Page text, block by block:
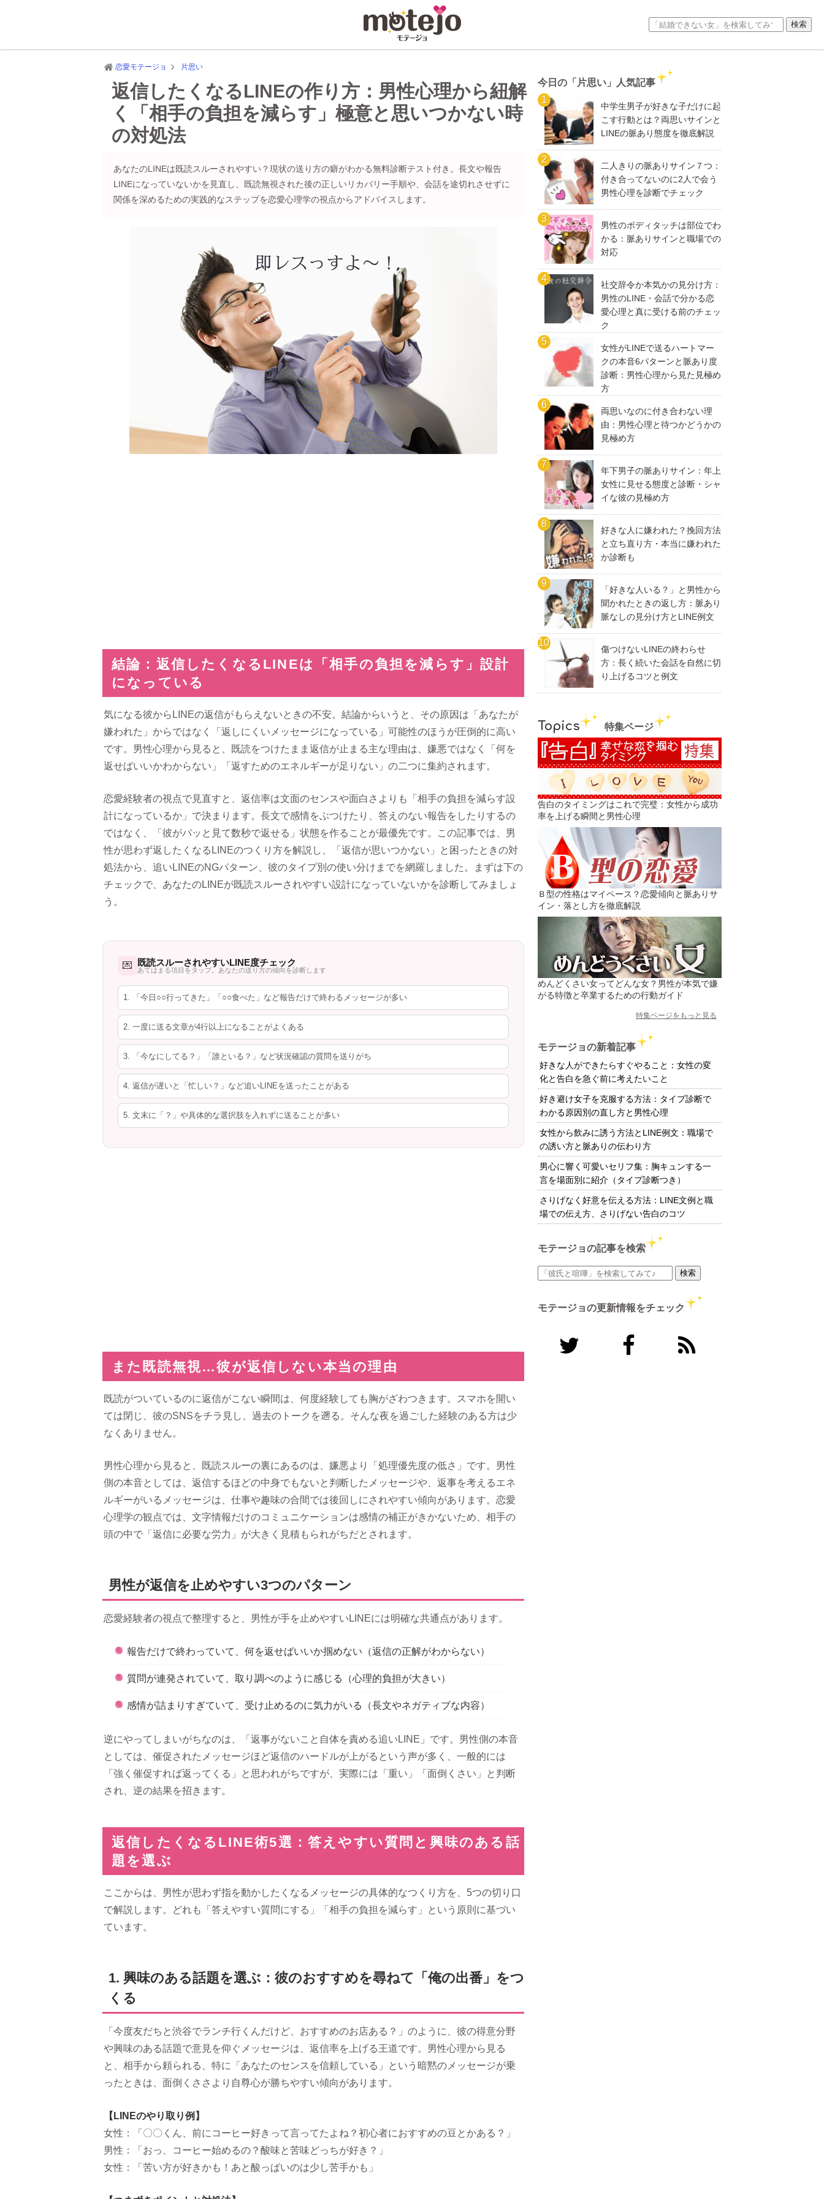
恋愛モテージョ 片思い
返信したくなるLINEの作り方：男性心理から紐解
く「相手の負担を減らす」極意と思いつかない時
の対処法
あなたのLINEは既読スルーされやすい？現状の送り方の癖がわかる無料診断テスト付き。長文や報告
LINEになっていないかを見直し、既読無視された後の正しいリカバリー手順や、会話を途切れさせずに
関係を深めるための実践的なステップを恋愛心理学の視点からアドバイスします。
結論：返信したくなるLINEは「相手の負担を減らす」設計
になっている
気になる彼からLINEの返信がもらえないときの不安。結論からいうと、その原因は「あなたが
嫌われた」からではなく「返しにくいメッセージになっている」可能性のほうが圧倒的に高い
です。男性心理から見ると、既読をつけたまま返信が止まる主な理由は、嫌悪ではなく「何を
返せばいいかわからない」「返すためのエネルギーが足りない」の二つに集約されます。
恋愛経験者の視点で見直すと、返信率は文面のセンスや面白さよりも「相手の負担を減らす設
計になっているか」で決まります。長文で感情をぶつけたり、答えのない報告をしたりするの
ではなく、「彼がパッと見て数秒で返せる」状態を作ることが最優先です。この記事では、男
性が思わず返したくなるLINEのつくり方を解説し、「返信が思いつかない」と困ったときの対
処法から、追いLINEのNGパターン、彼のタイプ別の使い分けまでを網羅しました。まずは下の
チェックで、あなたのLINEが既読スルーされやすい設計になっていないかを診断してみましょ
う。
💌 既読スルーされやすいLINE度チェック
あてはまる項目をタップ。あなたの送り方の傾向を診断します
1. 「今日○○行ってきた」「○○食べた」など報告だけで終わるメッセージが多い
2. 一度に送る文章が4行以上になることがよくある
3. 「今なにしてる？」「誰といる？」など状況確認の質問を送りがち
4. 返信が遅いと「忙しい？」など追いLINEを送ったことがある
5. 文末に「？」や具体的な選択肢を入れずに送ることが多い
また既読無視…彼が返信しない本当の理由
既読がついているのに返信がこない瞬間は、何度経験しても胸がざわつきます。スマホを開い
ては閉じ、彼のSNSをチラ見し、過去のトークを遡る。そんな夜を過ごした経験のある方は少
なくありません。
男性心理から見ると、既読スルーの裏にあるのは、嫌悪より「処理優先度の低さ」です。男性
側の本音としては、返信するほどの中身でもないと判断したメッセージや、返事を考えるエネ
ルギーがいるメッセージは、仕事や趣味の合間では後回しにされやすい傾向があります。恋愛
心理学の観点では、文字情報だけのコミュニケーションは感情の補正がきかないため、相手の
頭の中で「返信に必要な労力」が大きく見積もられがちだとされます。
男性が返信を止めやすい3つのパターン
恋愛経験者の視点で整理すると、男性が手を止めやすいLINEには明確な共通点があります。
報告だけで終わっていて、何を返せばいいか掴めない（返信の正解がわからない）
質問が連発されていて、取り調べのように感じる（心理的負担が大きい）
感情が詰まりすぎていて、受け止めるのに気力がいる（長文やネガティブな内容）
逆にやってしまいがちなのは、「返事がないこと自体を責める追いLINE」です。男性側の本音
としては、催促されたメッセージほど返信のハードルが上がるという声が多く、一般的には
「強く催促すれば返ってくる」と思われがちですが、実際には「重い」「面倒くさい」と判断
され、逆の結果を招きます。
返信したくなるLINE術5選：答えやすい質問と興味のある話
題を選ぶ
ここからは、男性が思わず指を動かしたくなるメッセージの具体的なつくり方を、5つの切り口
で解説します。どれも「答えやすい質問にする」「相手の負担を減らす」という原則に基づい
ています。
1. 興味のある話題を選ぶ：彼のおすすめを尋ねて「俺の出番」をつ
くる
「今度友だちと渋谷でランチ行くんだけど、おすすめのお店ある？」のように、彼の得意分野
や興味のある話題で意見を仰ぐメッセージは、返信率を上げる王道です。男性心理から見る
と、相手から頼られる、特に「あなたのセンスを信頼している」という暗黙のメッセージが乗
ったときは、面倒くささより自尊心が勝ちやすい傾向があります。
【LINEのやり取り例】
女性：「〇〇くん、前にコーヒー好きって言ってたよね？初心者におすすめの豆とかある？」
男性：「おっ、コーヒー始めるの？酸味と苦味どっちが好き？」
女性：「苦い方が好きかも！あと酸っぱいのは少し苦手かも」
今日の「片思い」人気記事
中学生男子が好きな子だけに起
こす行動とは？両思いサインと
LINEの脈あり態度を徹底解説
二人きりの脈ありサイン７つ：
付き合ってないのに2人で会う
男性心理を診断でチェック
男性のボディタッチは部位でわ
かる：脈ありサインと職場での
対応
社交辞令か本気かの見分け方：
男性のLINE・会話で分かる恋
愛心理と真に受ける前のチェッ
ク
女性がLINEで送るハートマー
クの本音6パターンと脈あり度
診断：男性心理から見た見極め
方
両思いなのに付き合わない理
由：男性心理と待つかどうかの
見極め方
年下男子の脈ありサイン：年上
女性に見せる態度と診断・シャ
イな彼の見極め方
好きな人に嫌われた？挽回方法
と立ち直り方・本当に嫌われた
か診断も
「好きな人いる？」と男性から
聞かれたときの返し方：脈あり
脈なしの見分け方とLINE例文
傷つけないLINEの終わらせ
方：長く続いた会話を自然に切
り上げるコツと例文
Topics 特集ページ
告白のタイミングはこれで完璧：女性から成功
率を上げる瞬間と男性心理
Ｂ型の性格はマイペース？恋愛傾向と脈ありサ
イン・落とし方を徹底解説
めんどくさい女ってどんな女？男性が本気で嫌
がる特徴と卒業するための行動ガイド
特集ページをもっと見る
モテージョの新着記事
好きな人ができたらすぐやること：女性の変
化と告白を急ぐ前に考えたいこと
好き避け女子を克服する方法：タイプ診断で
わかる原因別の直し方と男性心理
女性から飲みに誘う方法とLINE例文：職場で
の誘い方と脈ありの伝わり方
男心に響く可愛いセリフ集：胸キュンする一
言を場面別に紹介（タイプ診断つき）
さりげなく好意を伝える方法：LINE文例と職
場での伝え方、さりげない告白のコツ
モテージョの記事を検索
モテージョの更新情報をチェック